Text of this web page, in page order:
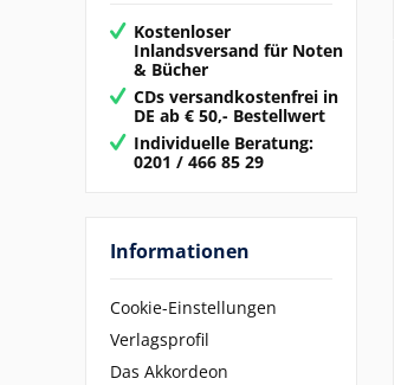
Kostenloser
Inlandsversand für Noten
& Bücher
CDs versandkostenfrei in
DE ab € 50,- Bestellwert
Individuelle Beratung:
0201 / 466 85 29
Informationen
Cookie-Einstellungen
Verlagsprofil
Das Akkordeon